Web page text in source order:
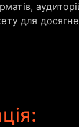
для